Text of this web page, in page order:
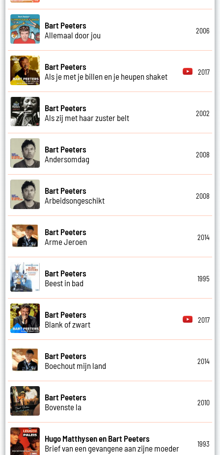
Bart Peeters
Allemaal door jou
2006
Bart Peeters
Als je met je billen en je heupen shaket
2017
Bart Peeters
Als zij met haar zuster belt
2002
Bart Peeters
Andersomdag
2008
Bart Peeters
Arbeidsongeschikt
2008
Bart Peeters
Arme Jeroen
2014
Bart Peeters
Beest in bad
1995
Bart Peeters
Blank of zwart
2017
Bart Peeters
Boechout mijn land
2014
Bart Peeters
Bovenste la
2010
Hugo Matthysen en Bart Peeters
Brief van een gevangene aan zijne moeder
1993